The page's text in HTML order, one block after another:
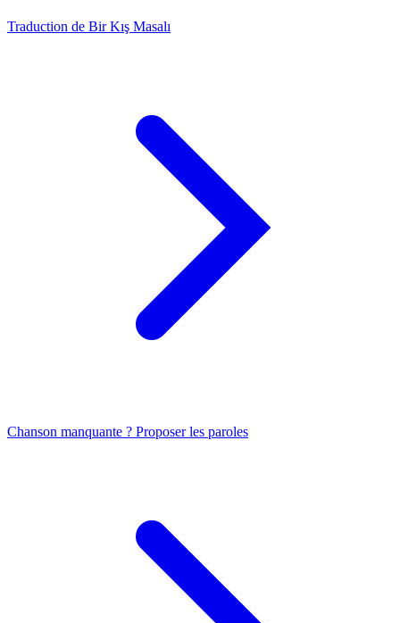
Traduction de Bir Kış Masalı
Chanson manquante ? Proposer les paroles